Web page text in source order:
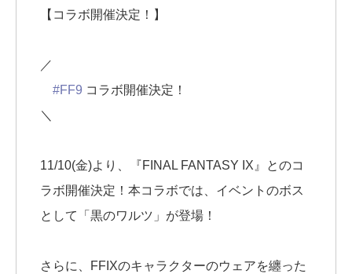
【コラボ開催決定！】
／
#FF9 コラボ開催決定！
＼
11/10(金)より、『FINAL FANTASY IX』とのコ
ラボ開催決定！本コラボでは、イベントのボス
として「黒のワルツ」が登場！
さらに、FFIXのキャラクターのウェアを纏った